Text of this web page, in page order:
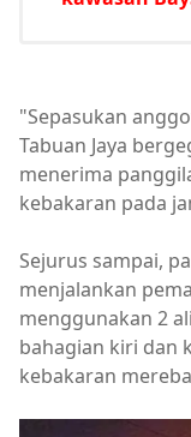
"Sepasukan
Tabuan Jaya
menerima
kebakaran pada
Sejurus sampai,
menjalankan
menggunakan 2
bahagian kiri dan
kebakaran